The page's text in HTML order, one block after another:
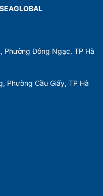
Phường Đông Ngạc, TP Hà
Phường Cầu Giấy, TP Hà